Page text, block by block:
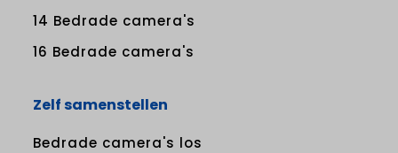
14 Bedrade camera's
16 Bedrade camera's
Zelf samenstellen
Bedrade camera's los